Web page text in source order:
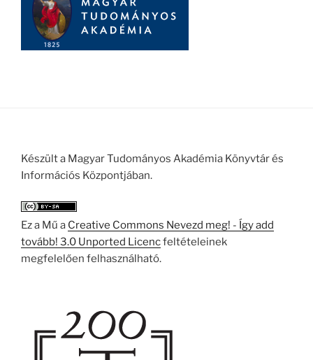
Készült a Magyar Tudományos Akadémia Könyvtár és
Információs Központjában.
Ez a Mű a Creative Commons Nevezd meg! - Így add
tovább! 3.0 Unported Licencfeltételeinek
megfelelően felhasználható.